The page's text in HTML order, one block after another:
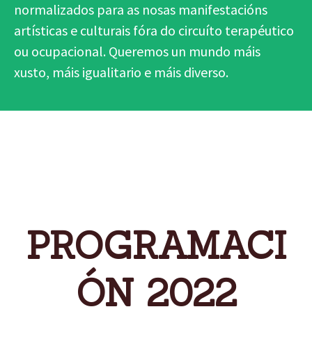
normalizados para as nosas manifestacións
artísticas e culturais fóra do circuíto terapéutico
ou ocupacional. Queremos un mundo máis
xusto, máis igualitario e máis diverso.
PROGRAMACI
ÓN 2022